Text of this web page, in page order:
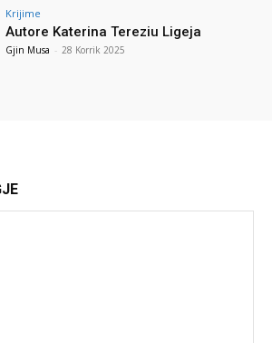
Krijime
Autore Katerina Tereziu Ligeja
Gjin Musa - 28 Korrik 2025